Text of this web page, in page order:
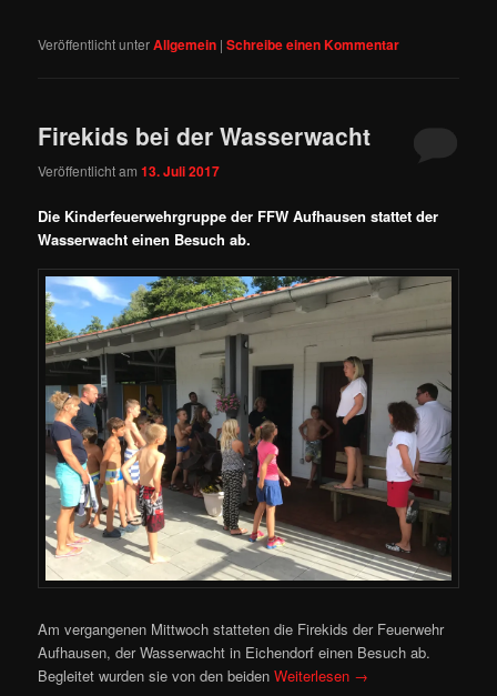
Veröffentlicht unterAllgemein |Schreibe einen Kommentar
Firekids bei der Wasserwacht
Veröffentlicht am13. Juli 2017
Die Kinderfeuerwehrgruppe der FFW Aufhausen stattet der
Wasserwacht einen Besuch ab.
Am vergangenen Mittwoch statteten die Firekids der Feuerwehr
Aufhausen, der Wasserwacht in Eichendorf einen Besuch ab.
Begleitet wurden sie von den beidenWeiterlesen →